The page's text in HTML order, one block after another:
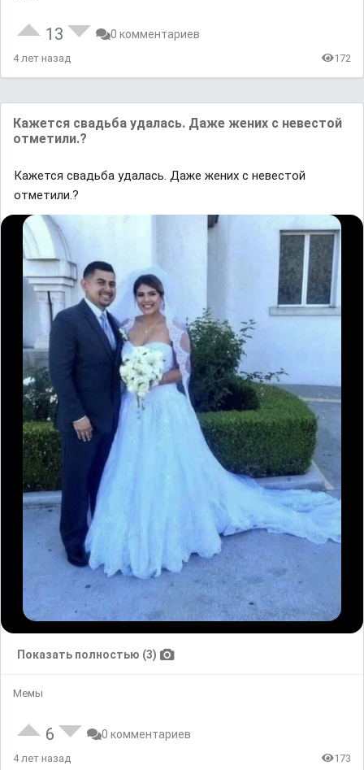
13 0 комментариев
4 лет назад 172
Кажется свадьба удалась. Даже жених с невестой
отметили.?
Кажется свадьба удалась. Даже жених с невестой
отметили.?
Показать полностью (3)
Мемы
6 0 комментариев
4 лет назад 173